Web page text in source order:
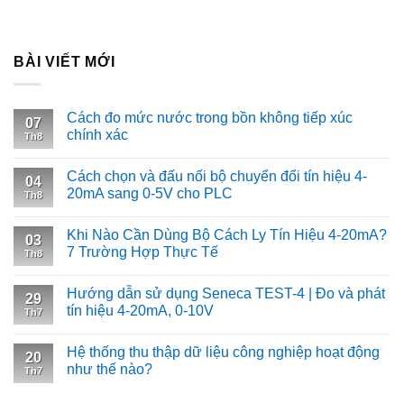
BÀI VIẾT MỚI
07
Th8
Cách đo mức nước trong bồn không tiếp xúc
chính xác
04
Th8
Cách chọn và đấu nối bộ chuyển đổi tín hiệu 4-
20mA sang 0-5V cho PLC
03
Th8
Khi Nào Cần Dùng Bộ Cách Ly Tín Hiệu 4-20mA?
7 Trường Hợp Thực Tế
29
Th7
Hướng dẫn sử dụng Seneca TEST-4 | Đo và phát
tín hiệu 4-20mA, 0-10V
20
Th7
Hệ thống thu thập dữ liệu công nghiệp hoạt động
như thế nào?